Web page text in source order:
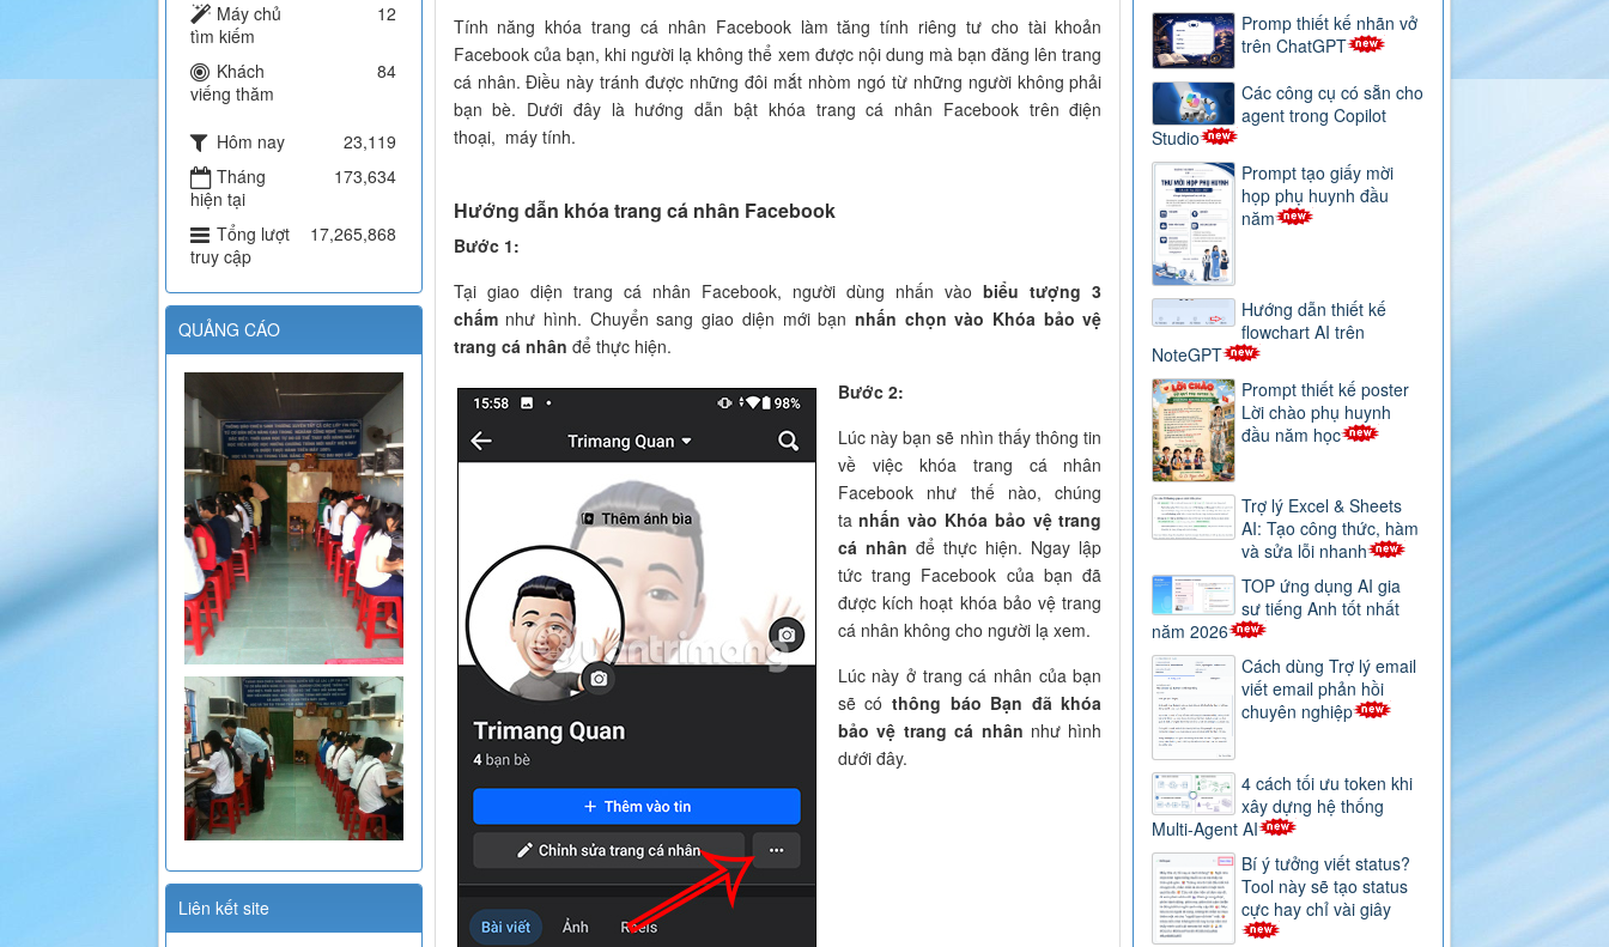
Tính năng khóa trang cá nhân Facebook làm tăng tính riêng tư cho tài khoản
Facebook của bạn, khi người lạ không thể xem được nội dung mà bạn đăng lên trang
cá nhân. Điều này tránh được những đôi mắt nhòm ngó từ những người không phải
bạn bè. Dưới đây là hướng dẫn bật khóa trang cá nhân Facebook trên điện
thoại, máy tính.
Hướng dẫn khóa trang cá nhân Facebook
Bước 1:
Tại giao diện trang cá nhân Facebook, người dùng nhấn vào biểu tượng 3
chấmnhư hình. Chuyển sang giao diện mới bạn nhấn chọn vào Khóa bảo vệ
trang cá nhân để thực hiện.
Bước 2:
Lúc này bạn sẽ nhìn thấy thông tin
về việc khóa trang cá nhân
Facebook như thế nào, chúng
tanhấn vào Khóa bảo vệ trang
cá nhân để thực hiện. Ngay lập
tức trang Facebook của bạn đã
được kích hoạt khóa bảo vệ trang
cá nhân không cho người lạ xem.
Lúc này ở trang cá nhân của bạn
sẽ có thông báo Bạn đã khóa
bảo vệ trang cá nhân như hình
dưới đây.
Promp thiết kế nhãn vở
trên ChatGPT
Các công cụ có sẵn cho
agent trong Copilot
Studio
Prompt tạo giấy mời
họp phụ huynh đầu
năm
Hướng dẫn thiết kế
flowchart AI trên
NoteGPT
Prompt thiết kế poster
Lời chào phụ huynh
đầu năm học
Trợ lý Excel & Sheets
AI: Tạo công thức, hàm
và sửa lỗi nhanh
TOP ứng dụng AI gia
sư tiếng Anh tốt nhất
năm 2026
Cách dùng Trợ lý email
viết email phản hồi
chuyên nghiệp
4 cách tối ưu token khi
xây dựng hệ thống
Multi-Agent AI
Bí ý tưởng viết status?
Tool này sẽ tạo status
cực hay chỉ vài giây
Máy chủ
tìm kiếm
12
Khách
viếng thăm
84
Hôm nay
23,119
Tháng
hiện tại
173,634
Tổng lượt
truy cập
17,265,868
QUẢNG CÁO
Liên kết site